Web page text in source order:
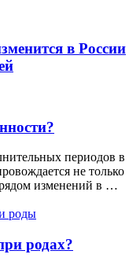
в России
периодов в
не только
изменений в …
роды
родах?